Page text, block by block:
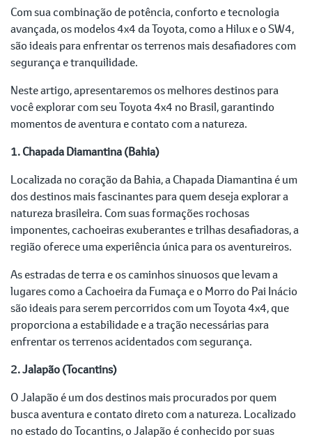
Com sua combinação de potência, conforto e tecnologia
avançada, os modelos 4x4 da Toyota, como a Hilux e o SW4,
são ideais para enfrentar os terrenos mais desafiadores com
segurança e tranquilidade.
Neste artigo, apresentaremos os melhores destinos para
você explorar com seu Toyota 4x4 no Brasil, garantindo
momentos de aventura e contato com a natureza.
1. Chapada Diamantina (Bahia)
Localizada no coração da Bahia, a Chapada Diamantina é um
dos destinos mais fascinantes para quem deseja explorar a
natureza brasileira. Com suas formações rochosas
imponentes, cachoeiras exuberantes e trilhas desafiadoras, a
região oferece uma experiência única para os aventureiros.
As estradas de terra e os caminhos sinuosos que levam a
lugares como a Cachoeira da Fumaça e o Morro do Pai Inácio
são ideais para serem percorridos com um Toyota 4x4, que
proporciona a estabilidade e a tração necessárias para
enfrentar os terrenos acidentados com segurança.
2. Jalapão (Tocantins)
O Jalapão é um dos destinos mais procurados por quem
busca aventura e contato direto com a natureza. Localizado
no estado do Tocantins, o Jalapão é conhecido por suas